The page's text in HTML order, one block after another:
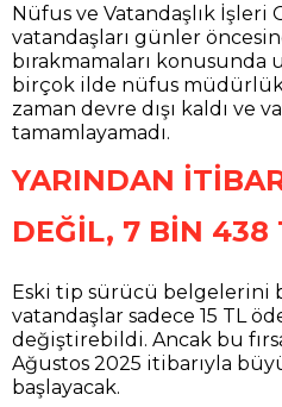
Nüfus ve Vatandaşlık
vatandaşları günler
bırakmamaları konusunda
birçok ilde nüfus
zaman devre dışı kaldı ve
tamamlayamadı.
YARINDAN
DEĞİL, 7 BİN 438
Eski tip sürücü belgelerini
vatandaşlar sadece 15 TL
değiştirebildi. Ancak bu
Ağustos 2025 itibarıyla
başlayacak.